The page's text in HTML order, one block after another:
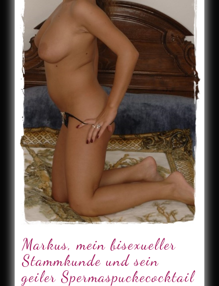
Markus, mein bisexueller
Stammkunde und sein
geiler Spermaspuckecocktail